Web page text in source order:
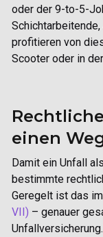
oder der 9-to-5-
profitieren von
Scooter oder in
einen
Damit ein Unfall als
bestimmte
Geregelt ist das im
VII) – genauer